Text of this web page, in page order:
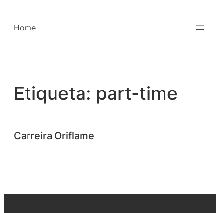
para
Home
Etiqueta: part-time
Carreira Oriflame